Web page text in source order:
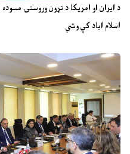
د ایران او امریکا د تړون وروستۍ
اسلام اباد کې وشي